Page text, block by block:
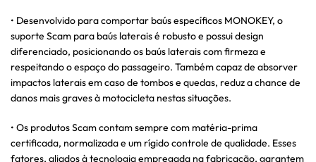
• Desenvolvido para comportar baús específicos MONOKEY, o
suporte Scam para baús laterais é robusto e possui design
diferenciado, posicionando os baús laterais com firmeza e
respeitando o espaço do passageiro. Também capaz de absorver
impactos laterais em caso de tombos e quedas, reduz a chance de
danos mais graves à motocicleta nestas situações.
• Os produtos Scam contam sempre com matéria-prima
certificada, normalizada e um rígido controle de qualidade. Esses
fatores, aliados à tecnologia empregada na fabricação, garantem